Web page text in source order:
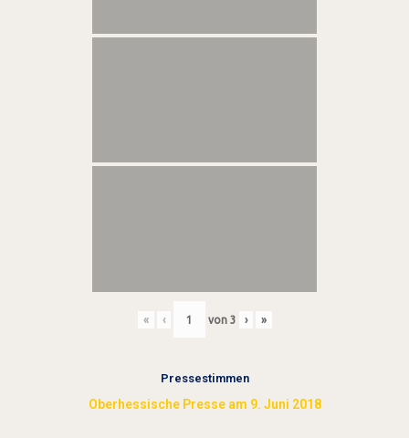
« ‹ von 3 › »
Pressestimmen
Oberhessische Presse am 9. Juni 2018